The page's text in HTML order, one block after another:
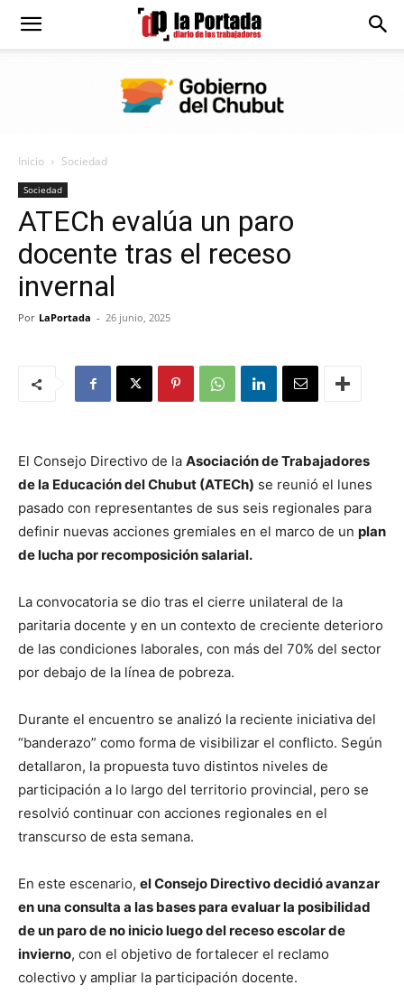
Diario
Portada
Inicio Sociedad
Sociedad
ATECh evalúa un paro
docente tras el receso
invernal
Por LaPortada - 26 junio, 2025
El Consejo Directivo de la Asociación de Trabajadores
de la Educación del Chubut (ATECh) se reunió el lunes
pasado con representantes de sus seis regionales para
definir nuevas acciones gremiales en el marco de un plan
de lucha por recomposición salarial.
La convocatoria se dio tras el cierre unilateral de la
paritaria docente y en un contexto de creciente deterioro
de las condiciones laborales, con más del 70% del sector
por debajo de la línea de pobreza.
Durante el encuentro se analizó la reciente iniciativa del
“banderazo” como forma de visibilizar el conflicto. Según
detallaron, la propuesta tuvo distintos niveles de
participación a lo largo del territorio provincial, pero se
resolvió continuar con acciones regionales en el
transcurso de esta semana.
En este escenario, el Consejo Directivo decidió avanzar
en una consulta a las bases para evaluar la posibilidad
de un paro de no inicio luego del receso escolar de
invierno, con el objetivo de fortalecer el reclamo
colectivo y ampliar la participación docente.